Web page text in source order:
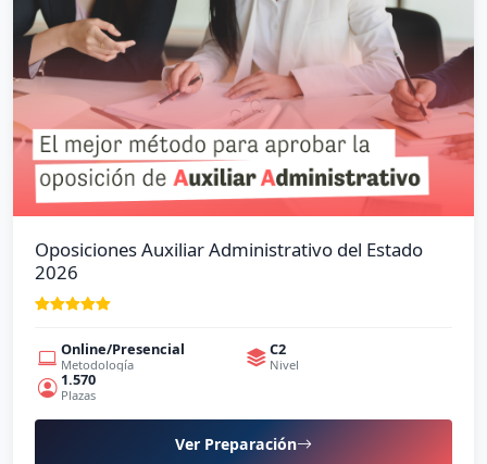
Oposiciones Auxiliar Administrativo del Estado
2026
Online/Presencial
Metodología
C2
Nivel
1.570
Plazas
Ver Preparación